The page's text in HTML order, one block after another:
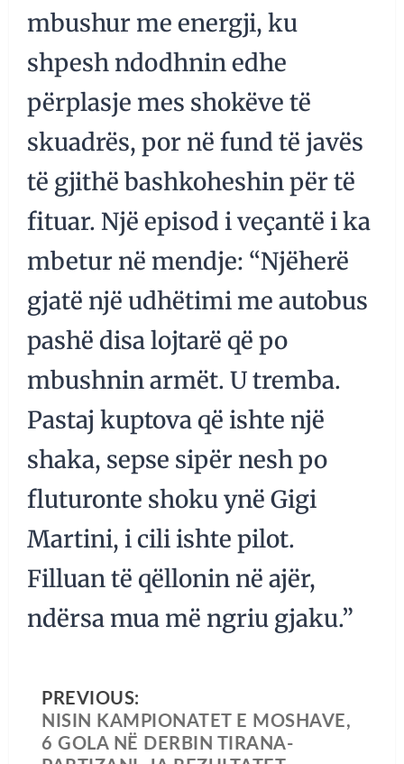
mbushur me energji, ku
shpesh ndodhnin edhe
përplasje mes shokëve të
skuadrës, por në fund të javës
të gjithë bashkoheshin për të
fituar. Një episod i veçantë i ka
mbetur në mendje: “Njëherë
gjatë një udhëtimi me autobus
pashë disa lojtarë që po
mbushnin armët. U tremba.
Pastaj kuptova që ishte një
shaka, sepse sipër nesh po
fluturonte shoku ynë Gigi
Martini, i cili ishte pilot.
Filluan të qëllonin në ajër,
ndërsa mua më ngriu gjaku.”
PREVIOUS:
NISIN KAMPIONATET E MOSHAVE,
6 GOLA NË DERBIN TIRANA-